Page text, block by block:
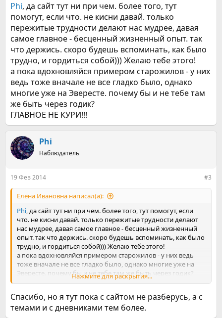
Phi, да сайт тут ни при чем. более того, тут
помогут, если что. не кисни давай. только
пережитые трудности делают нас мудрее, давая
самое главное - бесценный жизненный опыт. так
что держись. скоро будешь вспоминать, как было
трудно, и гордиться собой))) Желаю тебе этого!
а пока вдохновляйся примером старожилов - у них
ведь тоже вначале не все гладко было, однако
многие уже на Эвересте. почему бы и не тебе там
же быть через годик?
ГЛАВНОЕ НЕ КУРИ!!!
Phi
Наблюдатель
19 Фев 2014 #3
Елена Ивановна написал(а):
Phi, да сайт тут ни при чем. более того, тут помогут, если
что. не кисни давай. только пережитые трудности делают
нас мудрее, давая самое главное - бесценный жизненный
опыт. так что держись. скоро будешь вспоминать, как было
трудно, и гордиться собой))) Желаю тебе этого!
а пока вдохновляйся примером старожилов - у них ведь
тоже вначале не все гладко было, однако многие уже на
Эвересте. почему бы и не тебе там же быть через годик?
ГЛАВНОЕ НЕ КУРИ!!!
Нажмите для раскрытия...
Спасибо, но я тут пока с сайтом не разберусь, а с
темами и с дневниками тем более.